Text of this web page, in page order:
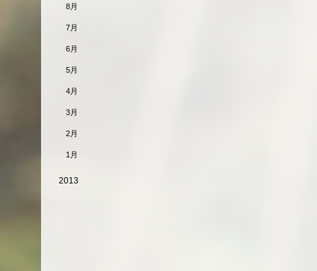
8月
7月
6月
5月
4月
3月
2月
1月
2013